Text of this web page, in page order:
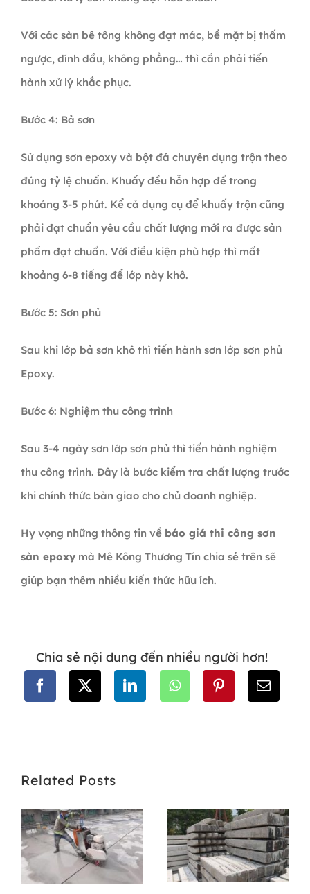
Với các sàn bê tông không đạt mác, bề mặt bị thấm
ngược, dính dầu, không phẳng… thì cần phải tiến
hành xử lý khắc phục.
Bước 4: Bả sơn
Sử dụng sơn epoxy và bột đá chuyên dụng trộn theo
đúng tỷ lệ chuẩn. Khuấy đều hỗn hợp để trong
khoảng 3-5 phút. Kể cả dụng cụ để khuấy trộn cũng
phải đạt chuẩn yêu cầu chất lượng mới ra được sản
phẩm đạt chuẩn. Với điều kiện phù hợp thì mất
khoảng 6-8 tiếng để lớp này khô.
Bước 5: Sơn phủ
Sau khi lớp bả sơn khô thì tiến hành sơn lớp sơn phủ
Epoxy.
Bước 6: Nghiệm thu công trình
Sau 3-4 ngày sơn lớp sơn phủ thì tiến hành nghiệm
thu công trình. Đây là bước kiểm tra chất lượng trước
khi chính thức bàn giao cho chủ doanh nghiệp.
Hy vọng những thông tin về báo giá thi công sơn
sàn epoxymà Mê Kông Thương Tín chia sẻ trên sẽ
giúp bạn thêm nhiều kiến thức hữu ích.
Chia sẻ nội dung đến nhiều người hơn!
Related Posts